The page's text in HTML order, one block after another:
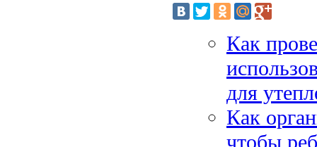
Как
для
Как
чтобы